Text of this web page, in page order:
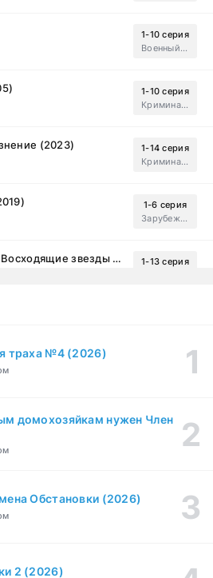
1-10 серия
Военный, Исторический, Зарубежный, Мелодрама, Драма
1-10 серия
Криминал, Драма
(2023)
1-14 серия
Криминал, Мистический, Триллер, Драма
1-6 серия
Зарубежный, Мелодрама, Драма
Бухта страсти: Восходящие звезды (2000)
1-13 серия
1-6 серия
траха №4 (2026)
домохозяйкам нужен Член
Обстановки (2026)
2 (2026)